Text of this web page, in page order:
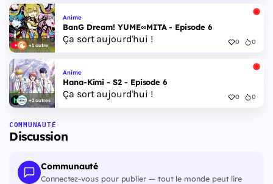
+1 autre
Anime
BanG Dream! YUME∞MITA - Episode 6
Ça sort aujourd'hui ! 0 0
+2 autres
Anime
Hana-Kimi - S2 - Episode 6
Ça sort aujourd'hui ! 0 0
COMMUNAUTÉ
Discussion
Communauté
Connectez-vous pour publier — tout le monde peut lire